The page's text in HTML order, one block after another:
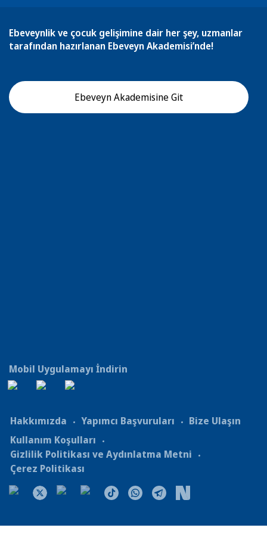
Ebeveynlik ve çocuk gelişimine dair her şey, uzmanlar
tarafından hazırlanan Ebeveyn Akademisi’nde!
Ebeveyn Akademisine Git
Mobil Uygulamayı İndirin
Hakkımızda Yapımcı Başvuruları
Bize Ulaşın
Kullanım Koşulları
Gizlilik Politikası ve Aydınlatma Metni
Çerez Politikası